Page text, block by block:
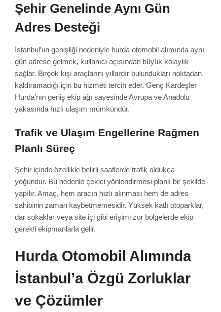
Şehir Genelinde Aynı Gün
Adres Desteği
İstanbul’un genişliği nedeniyle hurda otomobil alımında aynı
gün adrese gelmek, kullanıcı açısından büyük kolaylık
sağlar. Birçok kişi araçlarını yıllardır bulundukları noktadan
kaldıramadığı için bu hizmeti tercih eder. Genç Kardeşler
Hurda’nın geniş ekip ağı sayesinde Avrupa ve Anadolu
yakasında hızlı ulaşım mümkündür.
Trafik ve Ulaşım Engellerine Rağmen
Planlı Süreç
Şehir içinde özellikle belirli saatlerde trafik oldukça
yoğundur. Bu nedenle çekici yönlendirmesi planlı bir şekilde
yapılır. Amaç, hem aracın hızlı alınması hem de adres
sahibinin zaman kaybetmemesidir. Yüksek katlı otoparklar,
dar sokaklar veya site içi gibi erişimi zor bölgelerde ekip
gerekli ekipmanlarla gelir.
Hurda Otomobil Alımında
İstanbul’a Özgü Zorluklar
ve Çözümler